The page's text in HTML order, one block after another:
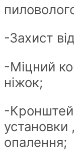
-Захист
-Міцний
ніжок;
-
установки
опалення;